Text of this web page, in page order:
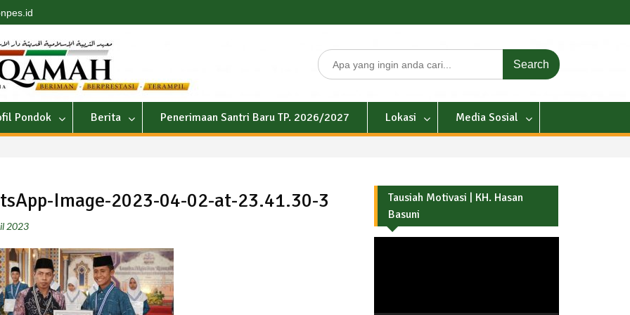
Search
for:
Pondok Berita Penerimaan Santri Baru TP. 2026/2027 Lokasi Media Sosial
Image-2023-04-02-at-23.41.30-3
2023
Tausiah Motivasi | KH. Hasan
Basuni